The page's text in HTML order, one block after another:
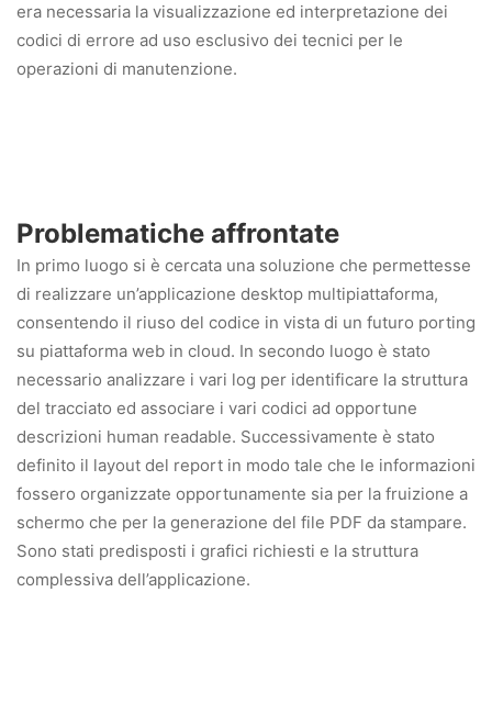
era necessaria la visualizzazione ed interpretazione dei
codici di errore ad uso esclusivo dei tecnici per le
operazioni di manutenzione.
Problematiche affrontate
In primo luogo si è cercata una soluzione che permettesse
di realizzare un’applicazione desktop multipiattaforma,
consentendo il riuso del codice in vista di un futuro porting
su piattaforma web in cloud. In secondo luogo è stato
necessario analizzare i vari log per identificare la struttura
del tracciato ed associare i vari codici ad opportune
descrizioni human readable. Successivamente è stato
definito il layout del report in modo tale che le informazioni
fossero organizzate opportunamente sia per la fruizione a
schermo che per la generazione del file PDF da stampare.
Sono stati predisposti i grafici richiesti e la struttura
complessiva dell’applicazione.